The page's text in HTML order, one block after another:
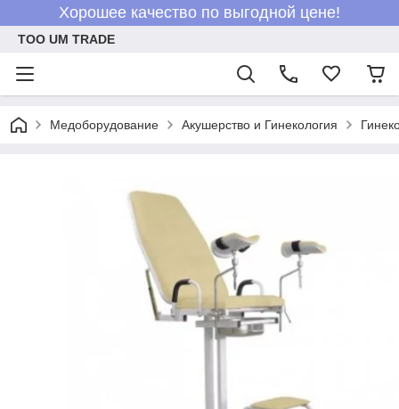
Хорошее качество по выгодной цене!
ТОО UM TRADE
Медоборудование Акушерство и Гинекология